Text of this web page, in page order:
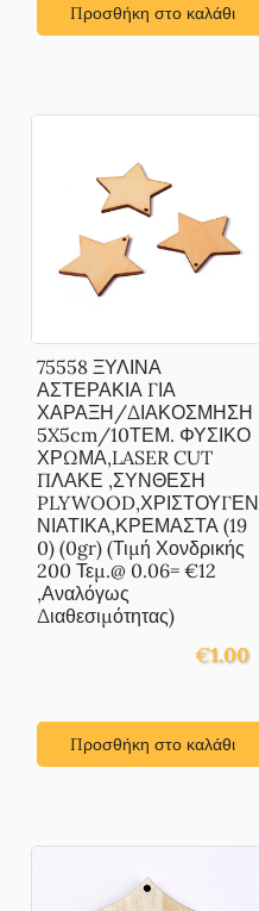
Προσθήκη στο καλάθι
75558 ΞΥΛΙΝΑ
ΑΣΤΕΡΑΚΙΑ ΓΙΑ
ΧΑΡΑΞΗ/ΔΙΑΚΟΣΜΗΣΗ
5X5cm/10ΤΕΜ. ΦΥΣΙΚΟ
ΧΡΩΜΑ,LASER CUT
ΠΛΑΚΕ ,ΣΥΝΘΕΣΗ
PLYWOOD,ΧΡΙΣΤΟΥΓΕΝ
ΝΙΑΤΙΚΑ,ΚΡΕΜΑΣΤΑ (19
0) (0gr) (Τιμή Χονδρικής
200 Τεμ.@ 0.06= €12
,Αναλόγως
Διαθεσιμότητας)
€1.00
Προσθήκη στο καλάθι